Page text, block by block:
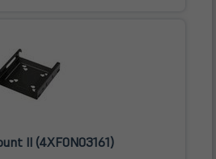
II (4XF0N03161)